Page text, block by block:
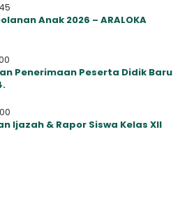
Anak 2026 – ARALOKA
Penerimaan Peserta Didik Baru
Ijazah & Rapor Siswa Kelas XII